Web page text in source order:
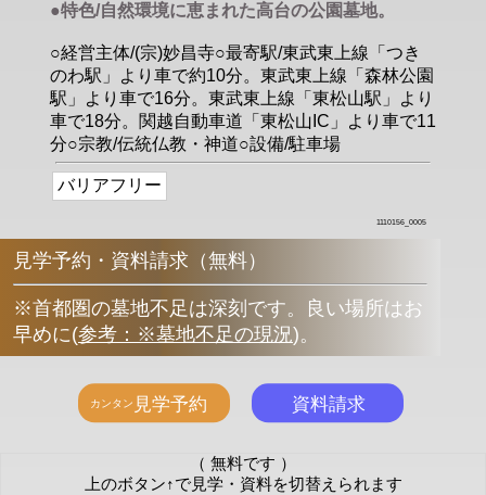
●特色/自然環境に恵まれた高台の公園墓地。
○経営主体/(宗)妙昌寺○最寄駅/東武東上線「つき
のわ駅」より車で約10分。東武東上線「森林公園
駅」より車で16分。東武東上線「東松山駅」より
車で18分。関越自動車道「東松山IC」より車で11
分○宗教/伝統仏教・神道○設備/駐車場
バリアフリー
1110156_0005
見学予約・資料請求（無料）
※首都圏の墓地不足は深刻です。良い場所はお
早めに(参考：※墓地不足の現況)。
（ 無料です ）
上のボタン↑で見学・資料を切替えられます